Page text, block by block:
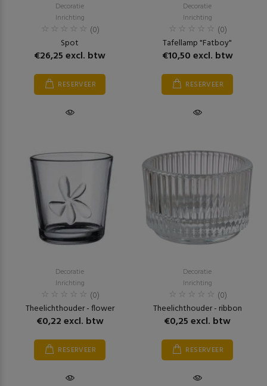
Decoratie
Inrichting
(0)
Spot
€26,25 excl. btw
RESERVEER
Decoratie
Inrichting
(0)
Tafellamp "Fatboy"
€10,50 excl. btw
RESERVEER
Decoratie
Inrichting
(0)
Theelichthouder - flower
€0,22 excl. btw
RESERVEER
Decoratie
Inrichting
(0)
Theelichthouder - ribbon
€0,25 excl. btw
RESERVEER